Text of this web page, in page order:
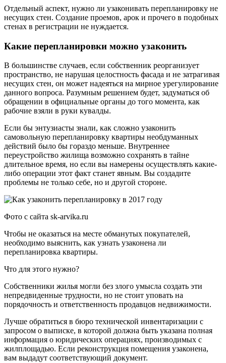
Отдельный аспект, нужно ли узаконивать перепланировку не
несущих стен. Создание проемов, арок и прочего в подобных
стенах в регистрации не нуждается.
Какие перепланировки можно узаконить
В большинстве случаев, если собственник реорганизует
пространство, не нарушая целостность фасада и не затрагивая
несущих стен, он может надеяться на мирное урегулирование
данного вопроса. Разумным решением будет, задуматься об
обращении в официальные органы до того момента, как
рабочие взяли в руки кувалды.
Если бы энтузиасты знали, как сложно узаконить
самовольную перепланировку квартиры необдуманных
действий было бы гораздо меньше. Внутреннее
переустройство жилища возможно сохранять в тайне
длительное время, но если вы намерены осуществлять какие-
либо операции этот факт станет явным. Вы создадите
проблемы не только себе, но и другой стороне.
Фото с сайта sk-arvika.ru
Чтобы не оказаться на месте обманутых покупателей,
необходимо выяснить, как узнать узаконена ли
перепланировка квартиры.
Что для этого нужно?
Собственники жилья могли без злого умысла создать эти
непредвиденные трудности, но не стоит уповать на
порядочность и ответственность продавцов недвижимости.
Лучше обратиться в бюро технической инвентаризации с
запросом о выписке, в которой должна быть указана полная
информация о юридических операциях, производимых с
жилплощадью. Если реконструкция помещения узаконена,
вам выдадут соответствующий документ.